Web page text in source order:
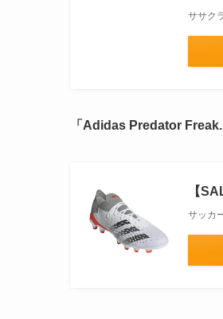
ササク
「Adidas Predator
【
サッカ